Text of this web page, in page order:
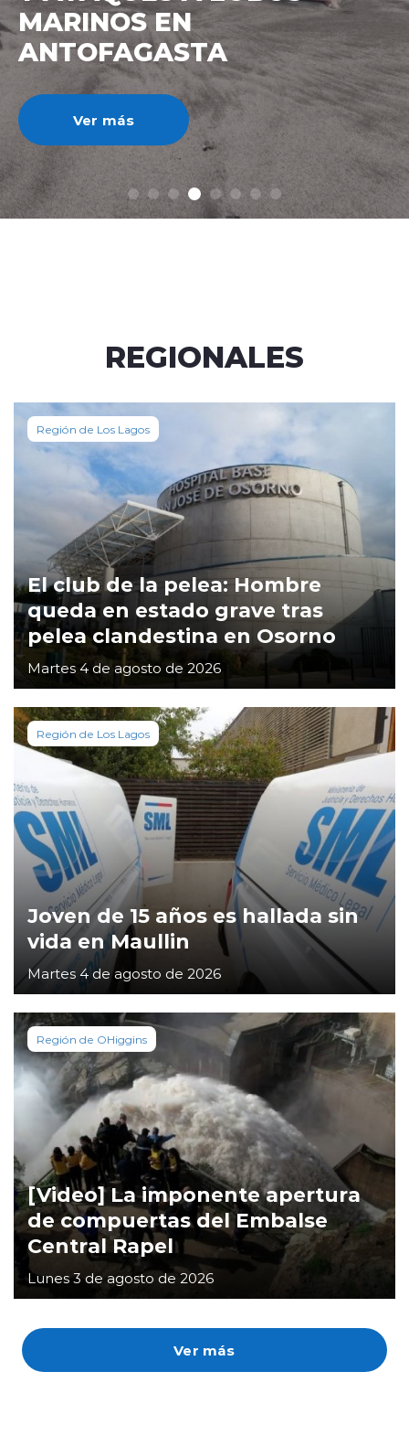
IMPUESTO AL CRÉDITO
HIPOTECARIO A UN 3%
Ver más
REGIONALES
Ver más
Región de Los Lagos
El club de la pelea: Hombre
queda en estado grave tras
pelea clandestina en Osorno
Martes 4 de agosto de 2026
Región de Los Lagos
Joven de 15 años es hallada sin
vida en Maullin
Martes 4 de agosto de 2026
Región de OHiggins
[Video] La imponente apertura
de compuertas del Embalse
Central Rapel
Lunes 3 de agosto de 2026